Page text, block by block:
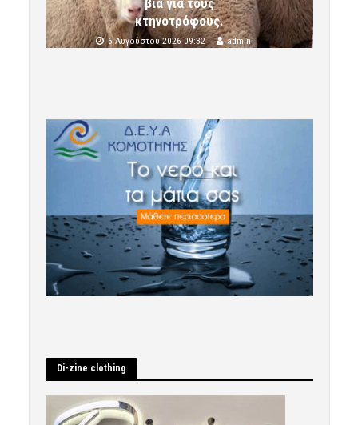
βία για τους
κτηνοτρόφους.
6 Αυγούστου 2026 09:32 admin
Di-zine clothing